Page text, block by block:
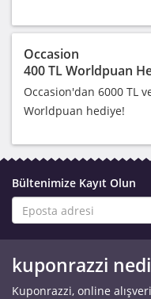
Occasion
400 TL Worldpuan
Occasion'dan 6000 TL
Worldpuan hediye!
Bültenimize Kayıt Olun
kuponrazzi
Kuponrazzi, online